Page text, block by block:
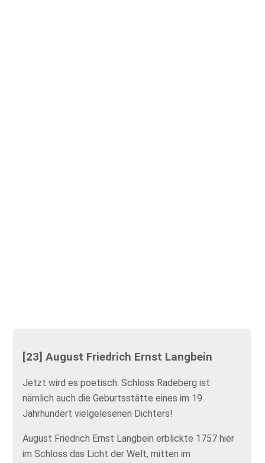
[23] August Friedrich Ernst Langbein
Jetzt wird es poetisch. Schloss Radeberg ist
nämlich auch die Geburtsstätte eines im 19.
Jahrhundert vielgelesenen Dichters!
August Friedrich Ernst Langbein erblickte 1757 hier
im Schloss das Licht der Welt, mitten im